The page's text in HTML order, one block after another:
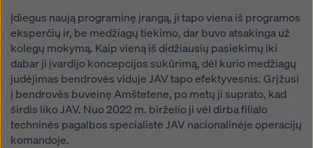
Įdiegus naują programinę įrangą, ji tapo viena iš programos
eksperčių ir, be medžiagų tiekimo, dar buvo atsakinga už
kolegų mokymą. Kaip vieną iš didžiausių pasiekimų iki
dabar ji įvardijo koncepcijos sukūrimą, dėl kurio medžiagų
judėjimas bendrovės viduje JAV tapo efektyvesnis. Grįžusi
į bendrovės buveinę Amštetene, po metų ji suprato, kad
širdis liko JAV. Nuo 2022 m. birželio ji vėl dirba filialo
techninės pagalbos specialiste JAV nacionalinėje operacijų
komandoje.